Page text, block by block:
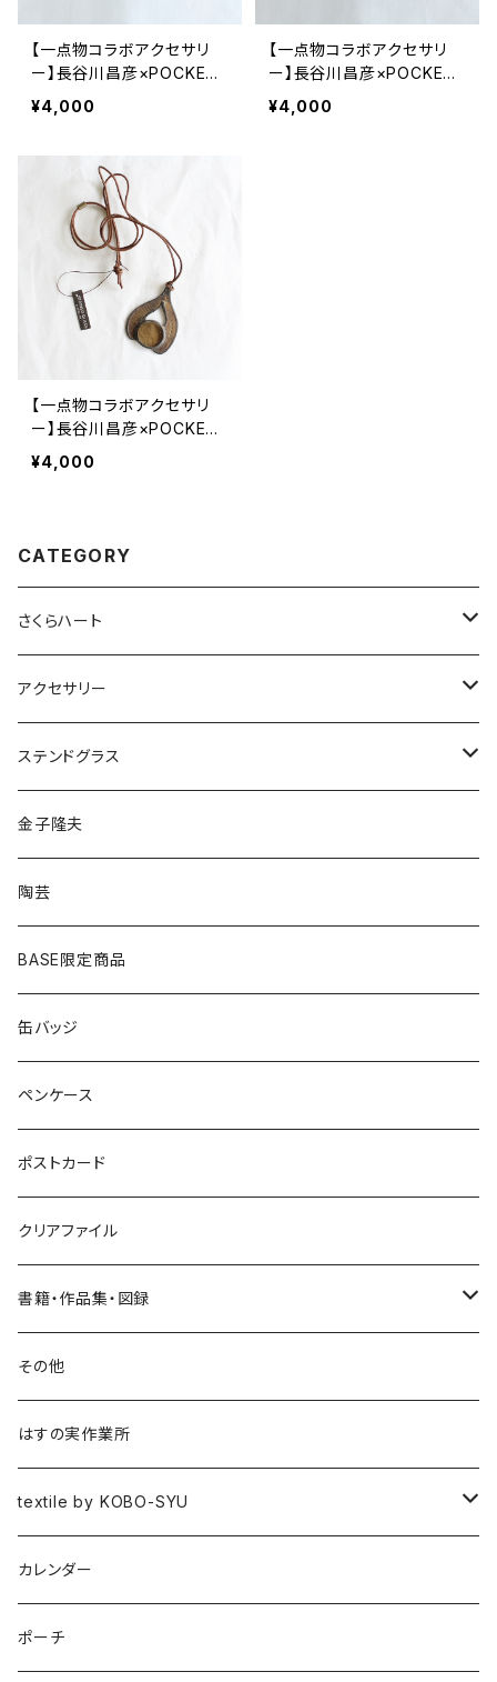
【一点物コラボアクセサリ
ー】長谷川昌彦×POCKENI
／革ひもネックレス［G］
¥4,000
【一点物コラボアクセサリ
ー】長谷川昌彦×POCKENI
／革ひもネックレス［F］
¥4,000
【一点物コラボアクセサリ
ー】長谷川昌彦×POCKENI
／革ひもネックレス［A］
¥4,000
CATEGORY
さくらハート
ペンダント
ゴールド
シルバー
ピアス
ゴールド
シルバー
アクセサリー
ネックレス
ピアス
イヤリング
ヘアゴム
ポニーフック
ブローチ
ステンドグラス
アクセサリー
イヤリング
ピアス
雑貨・小物
金子隆夫
陶芸
BASE限定商品
缶バッジ
ペンケース
ポストカード
クリアファイル
書籍・作品集・図録
書籍
作品集
図録
その他
はすの実作業所
textile by KOBO-SYU
HISASHI IGARASHI
カレンダー
ポーチ